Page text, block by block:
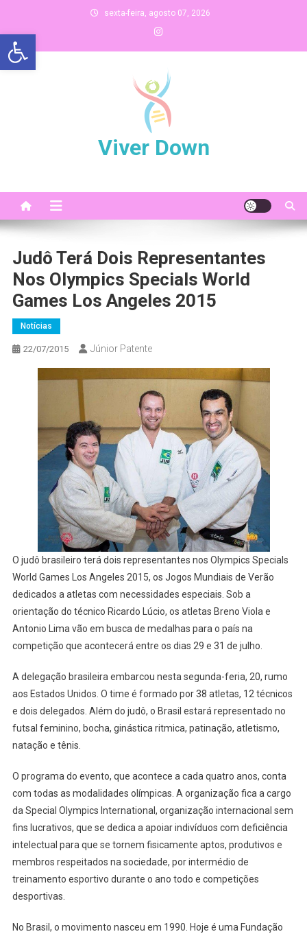
Abrir a barra de ferramentas
content
sexta-feira, agosto 07, 2026
Viver Down
Judô Terá Dois Representantes
Nos Olympics Specials World
Games Los Angeles 2015
Notícias
22/07/2015 Júnior Patente
O judô brasileiro terá dois representantes nos Olympics Specials
World Games Los Angeles 2015, os Jogos Mundiais de Verão
dedicados a atletas com necessidades especiais. Sob a
orientação do técnico Ricardo Lúcio, os atletas Breno Viola e
Antonio Lima vão em busca de medalhas para o país na
competição que acontecerá entre os dias 29 e 31 de julho.
A delegação brasileira embarcou nesta segunda-feria, 20, rumo
aos Estados Unidos. O time é formado por 38 atletas, 12 técnicos
e dois delegados. Além do judô, o Brasil estará representado no
futsal feminino, bocha, ginástica ritmica, patinação, atletismo,
natação e tênis.
O programa do evento, que acontece a cada quatro anos, conta
com todas as modalidades olímpicas. A organização fica a cargo
da Special Olympics International, organização internacional sem
fins lucrativos, que se dedica a apoiar indivíduos com deficiência
intelectual para que se tornem fisicamente aptos, produtivos e
membros respeitados na sociedade, por intermédio de
treinamento esportivo durante o ano todo e competições
desportivas.
No Brasil, o movimento nasceu em 1990. Hoje é uma Fundação